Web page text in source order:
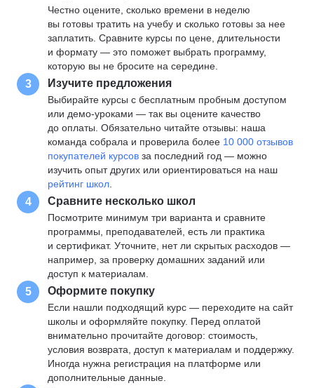
Честно оцените, сколько времени в неделю
вы готовы тратить на учебу и сколько готовы за нее
заплатить. Сравните курсы по цене, длительности
и формату — это поможет выбрать программу,
которую вы не бросите на середине.
3 Изучите предложения
Выбирайте курсы с бесплатным пробным доступом
или демо-уроками — так вы оцените качество
до оплаты. Обязательно читайте отзывы: наша
команда собрала и проверила более 10 000 отзывов
покупателей курсов за последний год — можно
изучить опыт других или ориентироваться на наш
рейтинг школ
4 Сравните несколько школ
Посмотрите минимум три варианта и сравните
программы, преподавателей, есть ли практика
и сертификат. Уточните, нет ли скрытых расходов —
например, за проверку домашних заданий или
доступ к материалам.
5 Оформите покупку
Если нашли подходящий курс — переходите на сайт
школы и оформляйте покупку. Перед оплатой
внимательно прочитайте договор: стоимость,
условия возврата, доступ к материалам и поддержку.
Иногда нужна регистрация на платформе или
дополнительные данные.